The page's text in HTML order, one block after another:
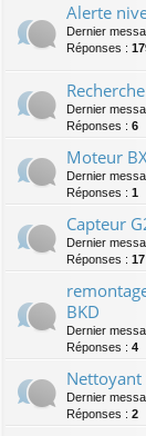
Alerte
Dernier
Réponses :
Dernier
Réponses : 6
Moteur
Dernier
Réponses : 1
Capteur
Dernier
Réponses : 17
BKD
Dernier
Réponses : 4
Dernier
Réponses : 2